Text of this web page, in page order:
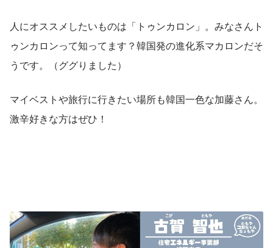
人にオススメしたいものは「トゥンカロン」。みなさんト
ゥンカロンって知ってます？韓国発の進化系マカロンだそ
うです。（ググりました）
マイベストや旅行に行きたい場所も韓国一色な加藤さん。
激辛好きな方はぜひ！